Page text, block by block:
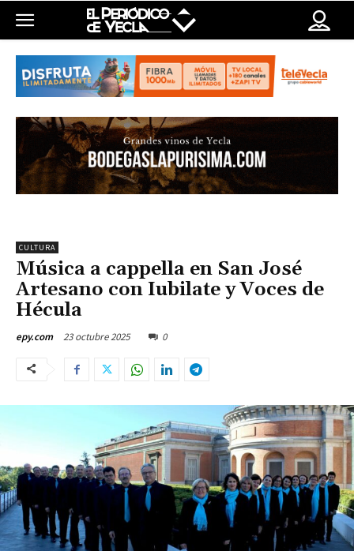
CULTURA
Música a cappella en San José
Artesano con Iubilate y Voces de
Hécula
epy.com 23 octubre 2025 0